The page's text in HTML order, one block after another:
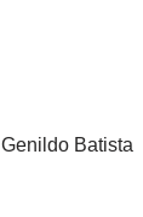
Genildo Batista